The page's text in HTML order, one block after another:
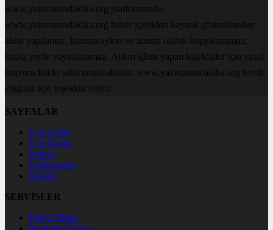
www.yalovasondakika.org platformunda;
www.yalovasondakika.org haber içerikleri kaynak gösterilmeden
alıntı yapılamaz, kanuna aykırı ve izinsiz olarak kopyalanamaz,
başka yerde yayınlanamaz. Aykırı işlem yapan kişi/kişiler için yasal
başvuru hakkı saklı tutulmaktadır. www.yalovasondakika.org tercih
ettiğiniz için teşekkür ederiz.
SAYFALAR
Üye Girişi
Üye Kaydı
Künye
Hakkımızda
İletişim
SERVİSLER
Futbol İddaa